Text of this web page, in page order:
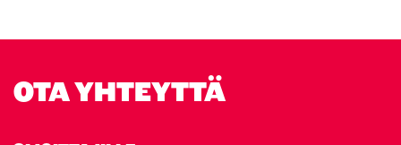
OTA YHTEYTTÄ